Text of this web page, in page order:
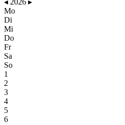
Mo
Di
Mi
Do
Fr
Sa
So
1
2
3
4
5
6